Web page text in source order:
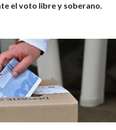
el voto libre y soberano.